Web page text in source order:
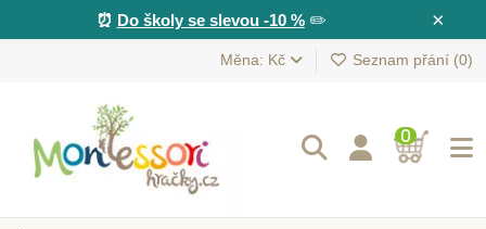
×
⏰ Do školy se slevou -10 %✏️
Měna: Kč Seznam přání (0)
0